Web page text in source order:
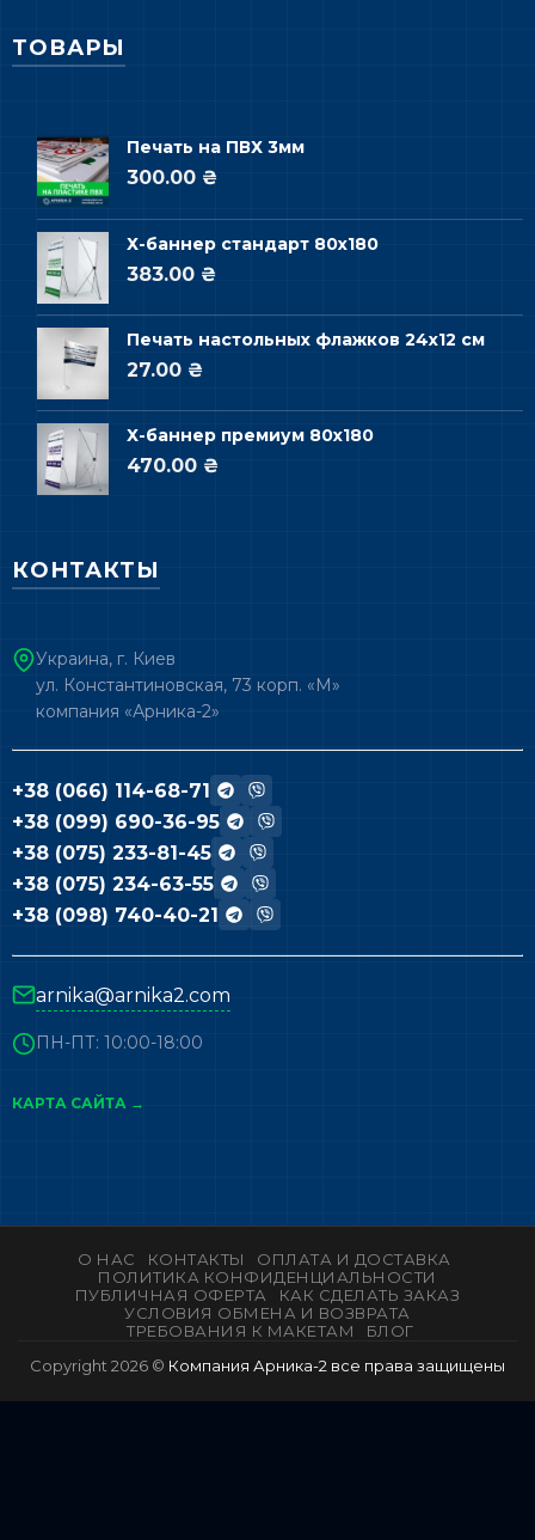
ТОВАРЫ
Печать на ПВХ 3мм
300.00 ₴
Х-баннер стандарт 80х180
383.00 ₴
Печать настольных флажков 24х12 см
27.00 ₴
Х-баннер премиум 80х180
470.00 ₴
КОНТАКТЫ
Украина, г. Киев
ул. Константиновская, 73 корп. «М»
компания «Арника-2»
+38 (066) 114-68-71
+38 (099) 690-36-95
+38 (075) 233-81-45
+38 (075) 234-63-55
+38 (098) 740-40-21
arnika@arnika2.com
ПН-ПТ: 10:00-18:00
КАРТА САЙТА →
О НАС КОНТАКТЫ
ОПЛАТА И ДОСТАВКА
ПОЛИТИКА КОНФИДЕНЦИАЛЬНОСТИ
ПУБЛИЧНАЯ ОФЕРТА
КАК СДЕЛАТЬ ЗАКАЗ
УСЛОВИЯ ОБМЕНА И ВОЗВРАТА
ТРЕБОВАНИЯ К МАКЕТАМ
БЛОГ
Copyright 2026 © Компания Арника-2 все права защищены